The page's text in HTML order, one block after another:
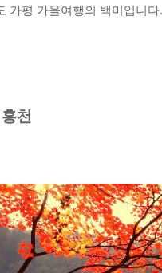
가평 가을여행의 백미입니다.
천